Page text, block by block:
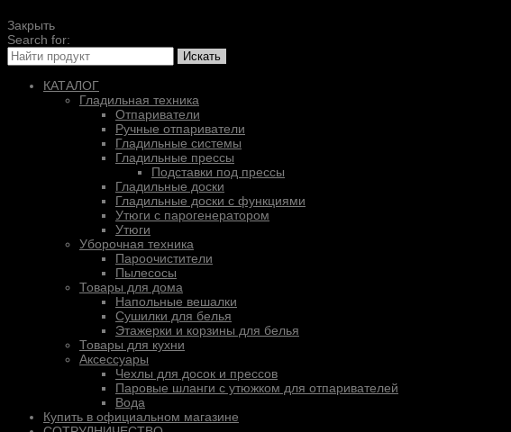
Закрыть
Search for:
Искать
КАТАЛОГ
Гладильная техника
Отпариватели
Ручные отпариватели
Гладильные системы
Гладильные прессы
Подставки под прессы
Гладильные доски
Гладильные доски с функциями
Утюги с парогенератором
Утюги
Уборочная техника
Пароочистители
Пылесосы
Товары для дома
Напольные вешалки
Сушилки для белья
Этажерки и корзины для белья
Товары для кухни
Аксессуары
Чехлы для досок и прессов
Паровые шланги с утюжком для отпаривателей
Вода
Купить в официальном магазине